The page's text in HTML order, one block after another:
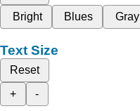
Bright
Blues Gray
Text Size
Reset
+
-